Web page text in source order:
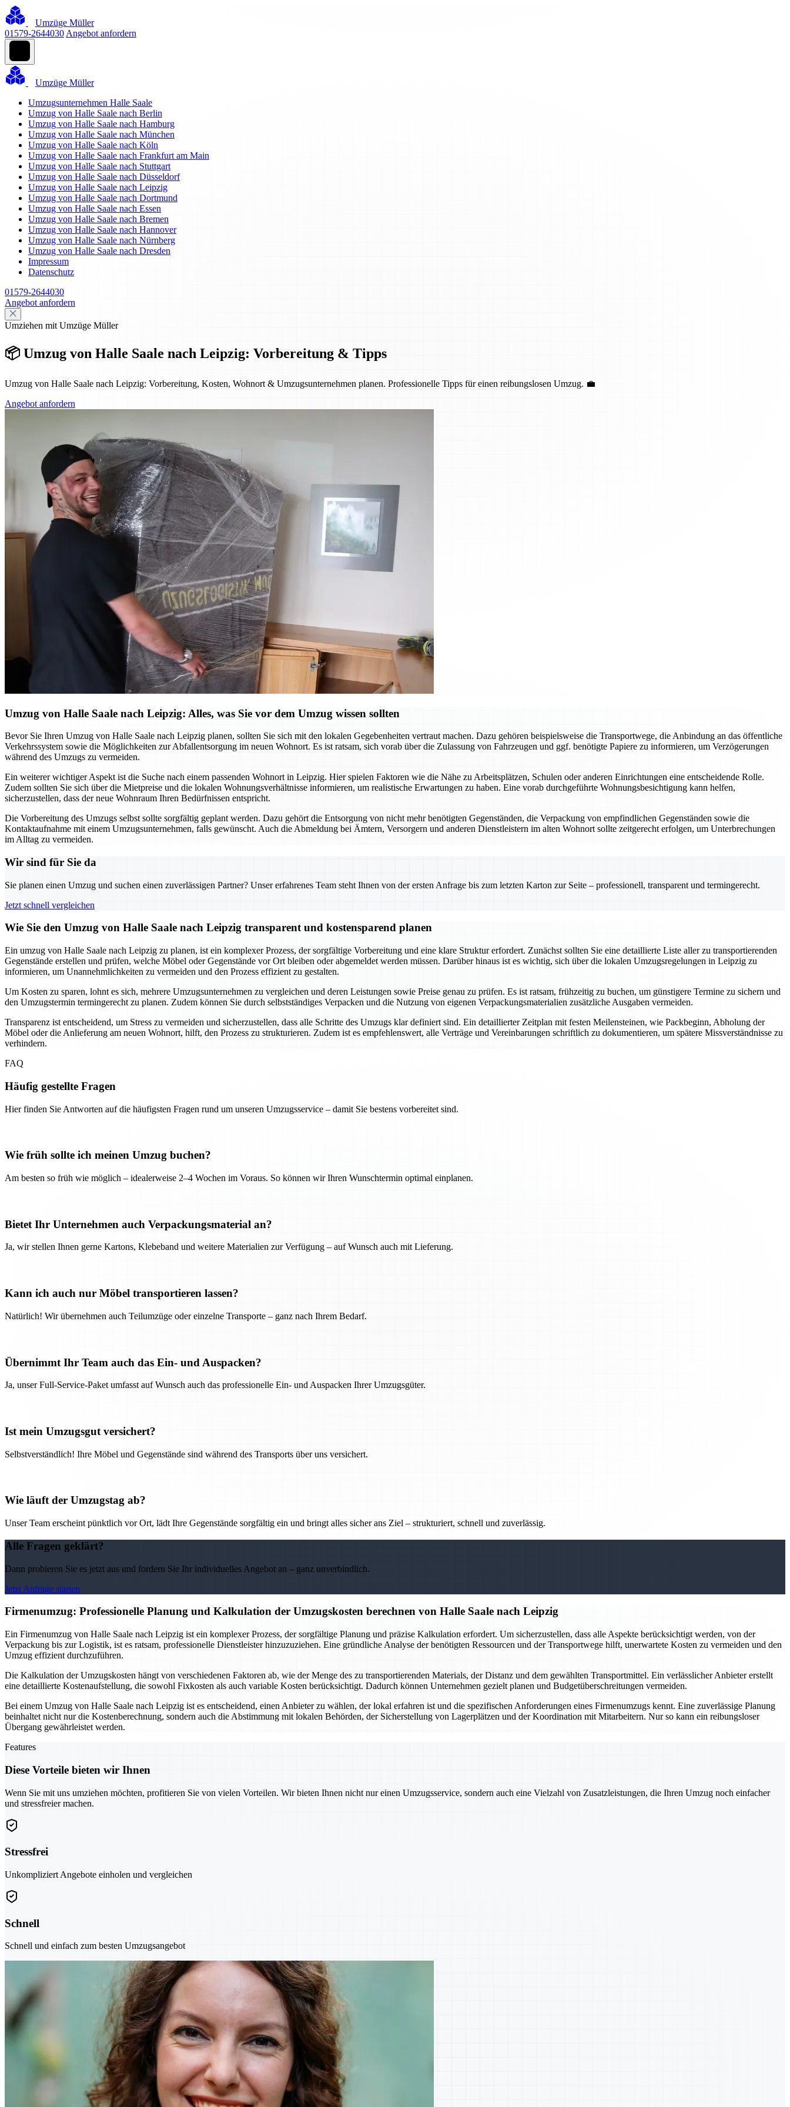
Umzüge Müller
01579-2644030 Angebot anfordern
Umzüge Müller
Umzugsunternehmen Halle Saale
Umzug von Halle Saale nach Berlin
Umzug von Halle Saale nach Hamburg
Umzug von Halle Saale nach München
Umzug von Halle Saale nach Köln
Umzug von Halle Saale nach Frankfurt am Main
Umzug von Halle Saale nach Stuttgart
Umzug von Halle Saale nach Düsseldorf
Umzug von Halle Saale nach Leipzig
Umzug von Halle Saale nach Dortmund
Umzug von Halle Saale nach Essen
Umzug von Halle Saale nach Bremen
Umzug von Halle Saale nach Hannover
Umzug von Halle Saale nach Nürnberg
Umzug von Halle Saale nach Dresden
Impressum
Datenschutz
01579-2644030
Angebot anfordern
Umziehen mit Umzüge Müller
📦 Umzug von Halle Saale nach Leipzig: Vorbereitung & Tipps
Umzug von Halle Saale nach Leipzig: Vorbereitung, Kosten, Wohnort & Umzugsunternehmen planen. Professionelle Tipps für einen reibungslosen Umzug. 💼
Angebot anfordern
Umzug von Halle Saale nach Leipzig: Alles, was Sie vor dem Umzug wissen sollten
Bevor Sie Ihren Umzug von Halle Saale nach Leipzig planen, sollten Sie sich mit den lokalen Gegebenheiten vertraut machen. Dazu gehören beispielsweise die Transportwege, die Anbindung an das öffentliche
Verkehrssystem sowie die Möglichkeiten zur Abfallentsorgung im neuen Wohnort. Es ist ratsam, sich vorab über die Zulassung von Fahrzeugen und ggf. benötigte Papiere zu informieren, um Verzögerungen
während des Umzugs zu vermeiden.
Ein weiterer wichtiger Aspekt ist die Suche nach einem passenden Wohnort in Leipzig. Hier spielen Faktoren wie die Nähe zu Arbeitsplätzen, Schulen oder anderen Einrichtungen eine entscheidende Rolle.
Zudem sollten Sie sich über die Mietpreise und die lokalen Wohnungsverhältnisse informieren, um realistische Erwartungen zu haben. Eine vorab durchgeführte Wohnungsbesichtigung kann helfen,
sicherzustellen, dass der neue Wohnraum Ihren Bedürfnissen entspricht.
Die Vorbereitung des Umzugs selbst sollte sorgfältig geplant werden. Dazu gehört die Entsorgung von nicht mehr benötigten Gegenständen, die Verpackung von empfindlichen Gegenständen sowie die
Kontaktaufnahme mit einem Umzugsunternehmen, falls gewünscht. Auch die Abmeldung bei Ämtern, Versorgern und anderen Dienstleistern im alten Wohnort sollte zeitgerecht erfolgen, um Unterbrechungen
im Alltag zu vermeiden.
Wir sind für Sie da
Sie planen einen Umzug und suchen einen zuverlässigen Partner? Unser erfahrenes Team steht Ihnen von der ersten Anfrage bis zum letzten Karton zur Seite – professionell, transparent und termingerecht.
Jetzt schnell vergleichen
Wie Sie den Umzug von Halle Saale nach Leipzig transparent und kostensparend planen
Ein umzug von Halle Saale nach Leipzig zu planen, ist ein komplexer Prozess, der sorgfältige Vorbereitung und eine klare Struktur erfordert. Zunächst sollten Sie eine detaillierte Liste aller zu transportierenden
Gegenstände erstellen und prüfen, welche Möbel oder Gegenstände vor Ort bleiben oder abgemeldet werden müssen. Darüber hinaus ist es wichtig, sich über die lokalen Umzugsregelungen in Leipzig zu
informieren, um Unannehmlichkeiten zu vermeiden und den Prozess effizient zu gestalten.
Um Kosten zu sparen, lohnt es sich, mehrere Umzugsunternehmen zu vergleichen und deren Leistungen sowie Preise genau zu prüfen. Es ist ratsam, frühzeitig zu buchen, um günstigere Termine zu sichern und
den Umzugstermin termingerecht zu planen. Zudem können Sie durch selbstständiges Verpacken und die Nutzung von eigenen Verpackungsmaterialien zusätzliche Ausgaben vermeiden.
Transparenz ist entscheidend, um Stress zu vermeiden und sicherzustellen, dass alle Schritte des Umzugs klar definiert sind. Ein detaillierter Zeitplan mit festen Meilensteinen, wie Packbeginn, Abholung der
Möbel oder die Anlieferung am neuen Wohnort, hilft, den Prozess zu strukturieren. Zudem ist es empfehlenswert, alle Verträge und Vereinbarungen schriftlich zu dokumentieren, um spätere Missverständnisse zu
verhindern.
FAQ
Häufig gestellte Fragen
Hier finden Sie Antworten auf die häufigsten Fragen rund um unseren Umzugsservice – damit Sie bestens vorbereitet sind.
Wie früh sollte ich meinen Umzug buchen?
Am besten so früh wie möglich – idealerweise 2–4 Wochen im Voraus. So können wir Ihren Wunschtermin optimal einplanen.
Bietet Ihr Unternehmen auch Verpackungsmaterial an?
Ja, wir stellen Ihnen gerne Kartons, Klebeband und weitere Materialien zur Verfügung – auf Wunsch auch mit Lieferung.
Kann ich auch nur Möbel transportieren lassen?
Natürlich! Wir übernehmen auch Teilumzüge oder einzelne Transporte – ganz nach Ihrem Bedarf.
Übernimmt Ihr Team auch das Ein- und Auspacken?
Ja, unser Full-Service-Paket umfasst auf Wunsch auch das professionelle Ein- und Auspacken Ihrer Umzugsgüter.
Ist mein Umzugsgut versichert?
Selbstverständlich! Ihre Möbel und Gegenstände sind während des Transports über uns versichert.
Wie läuft der Umzugstag ab?
Unser Team erscheint pünktlich vor Ort, lädt Ihre Gegenstände sorgfältig ein und bringt alles sicher ans Ziel – strukturiert, schnell und zuverlässig.
Alle Fragen geklärt?
Dann probieren Sie es jetzt aus und fordern Sie Ihr individuelles Angebot an – ganz unverbindlich.
Jetzt Anfrage starten
Firmenumzug: Professionelle Planung und Kalkulation der Umzugskosten berechnen von Halle Saale nach Leipzig
Ein Firmenumzug von Halle Saale nach Leipzig ist ein komplexer Prozess, der sorgfältige Planung und präzise Kalkulation erfordert. Um sicherzustellen, dass alle Aspekte berücksichtigt werden, von der
Verpackung bis zur Logistik, ist es ratsam, professionelle Dienstleister hinzuzuziehen. Eine gründliche Analyse der benötigten Ressourcen und der Transportwege hilft, unerwartete Kosten zu vermeiden und den
Umzug effizient durchzuführen.
Die Kalkulation der Umzugskosten hängt von verschiedenen Faktoren ab, wie der Menge des zu transportierenden Materials, der Distanz und dem gewählten Transportmittel. Ein verlässlicher Anbieter erstellt
eine detaillierte Kostenaufstellung, die sowohl Fixkosten als auch variable Kosten berücksichtigt. Dadurch können Unternehmen gezielt planen und Budgetüberschreitungen vermeiden.
Bei einem Umzug von Halle Saale nach Leipzig ist es entscheidend, einen Anbieter zu wählen, der lokal erfahren ist und die spezifischen Anforderungen eines Firmenumzugs kennt. Eine zuverlässige Planung
beinhaltet nicht nur die Kostenberechnung, sondern auch die Abstimmung mit lokalen Behörden, der Sicherstellung von Lagerplätzen und der Koordination mit Mitarbeitern. Nur so kann ein reibungsloser
Übergang gewährleistet werden.
Features
Diese Vorteile bieten wir Ihnen
Wenn Sie mit uns umziehen möchten, profitieren Sie von vielen Vorteilen. Wir bieten Ihnen nicht nur einen Umzugsservice, sondern auch eine Vielzahl von Zusatzleistungen, die Ihren Umzug noch einfacher
und stressfreier machen.
Stressfrei
Unkompliziert Angebote einholen und vergleichen
Schnell
Schnell und einfach zum besten Umzugsangebot